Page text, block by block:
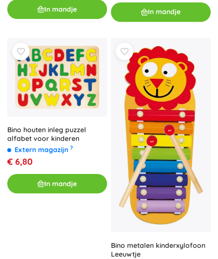
In mandje In mandje
Bino houten inleg puzzel
alfabet voor kinderen
Extern magazijn ?
€ 6,80
In mandje
Bino metalen kinderxylofoon
Leeuwtje